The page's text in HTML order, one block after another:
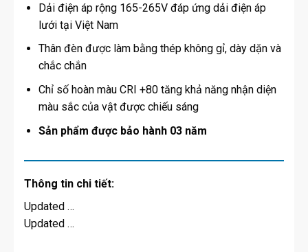
Dải điện áp rộng 165-265V đáp ứng dải điện áp
lưới tại Việt Nam
Thân đèn được làm bằng thép không gỉ, dày dặn và
chắc chắn
Chỉ số hoàn màu CRI +80 tăng khả năng nhận diện
màu sắc của vật được chiếu sáng
Sản phẩm được bảo hành 03 năm
Thông tin chi tiết:
Updated …
Updated …